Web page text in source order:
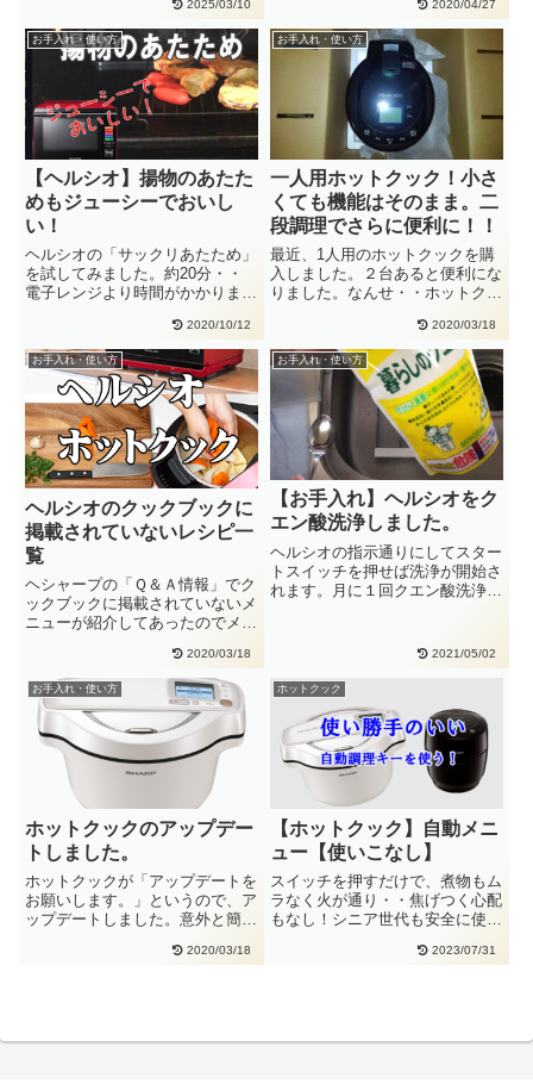
2025/03/10 2020/04/27
お手入れ・使い方
【ヘルシオ】揚物のあたた
めもジューシーでおいし
い！
ヘルシオの「サックリあたため」
を試してみました。約20分・・
電子レンジより時間がかかります
2020/10/12
お手入れ・使い方
一人用ホットクック！小さ
くても機能はそのまま。二
段調理でさらに便利に！！
最近、1人用のホットクックを購
入しました。２台あると便利にな
りました。なんせ・・ホットクッ
2020/03/18
お手入れ・使い方
ヘルシオのクックブックに
掲載されていないレシピ一
覧
ヘシャープの「Ｑ＆Ａ情報」でク
ックブックに掲載されていないメ
ニューが紹介してあったのでメモ
2020/03/18
お手入れ・使い方
【お手入れ】ヘルシオをク
エン酸洗浄しました。
ヘルシオの指示通りにしてスター
トスイッチを押せば洗浄が開始さ
れます。月に１回クエン酸洗浄お
2021/05/02
お手入れ・使い方
ホットクックのアップデー
トしました。
ホットクックが「アップデートを
お願いします。」というので、ア
ップデートしました。意外と簡単
2020/03/18
ホットクック
【ホットクック】自動メニ
ュー【使いこなし】
スイッチを押すだけで、煮物もム
ラなく火が通り・・焦げつく心配
もなし！シニア世代も安全に使え
2023/07/31